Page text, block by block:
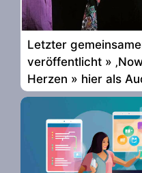
Letzter
veröffentlicht »
Herzen » hier als